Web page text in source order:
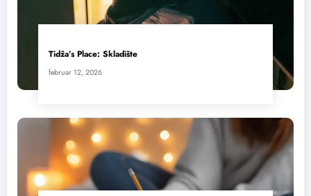
Tidža’s Place: Skladište
februar 12, 2026